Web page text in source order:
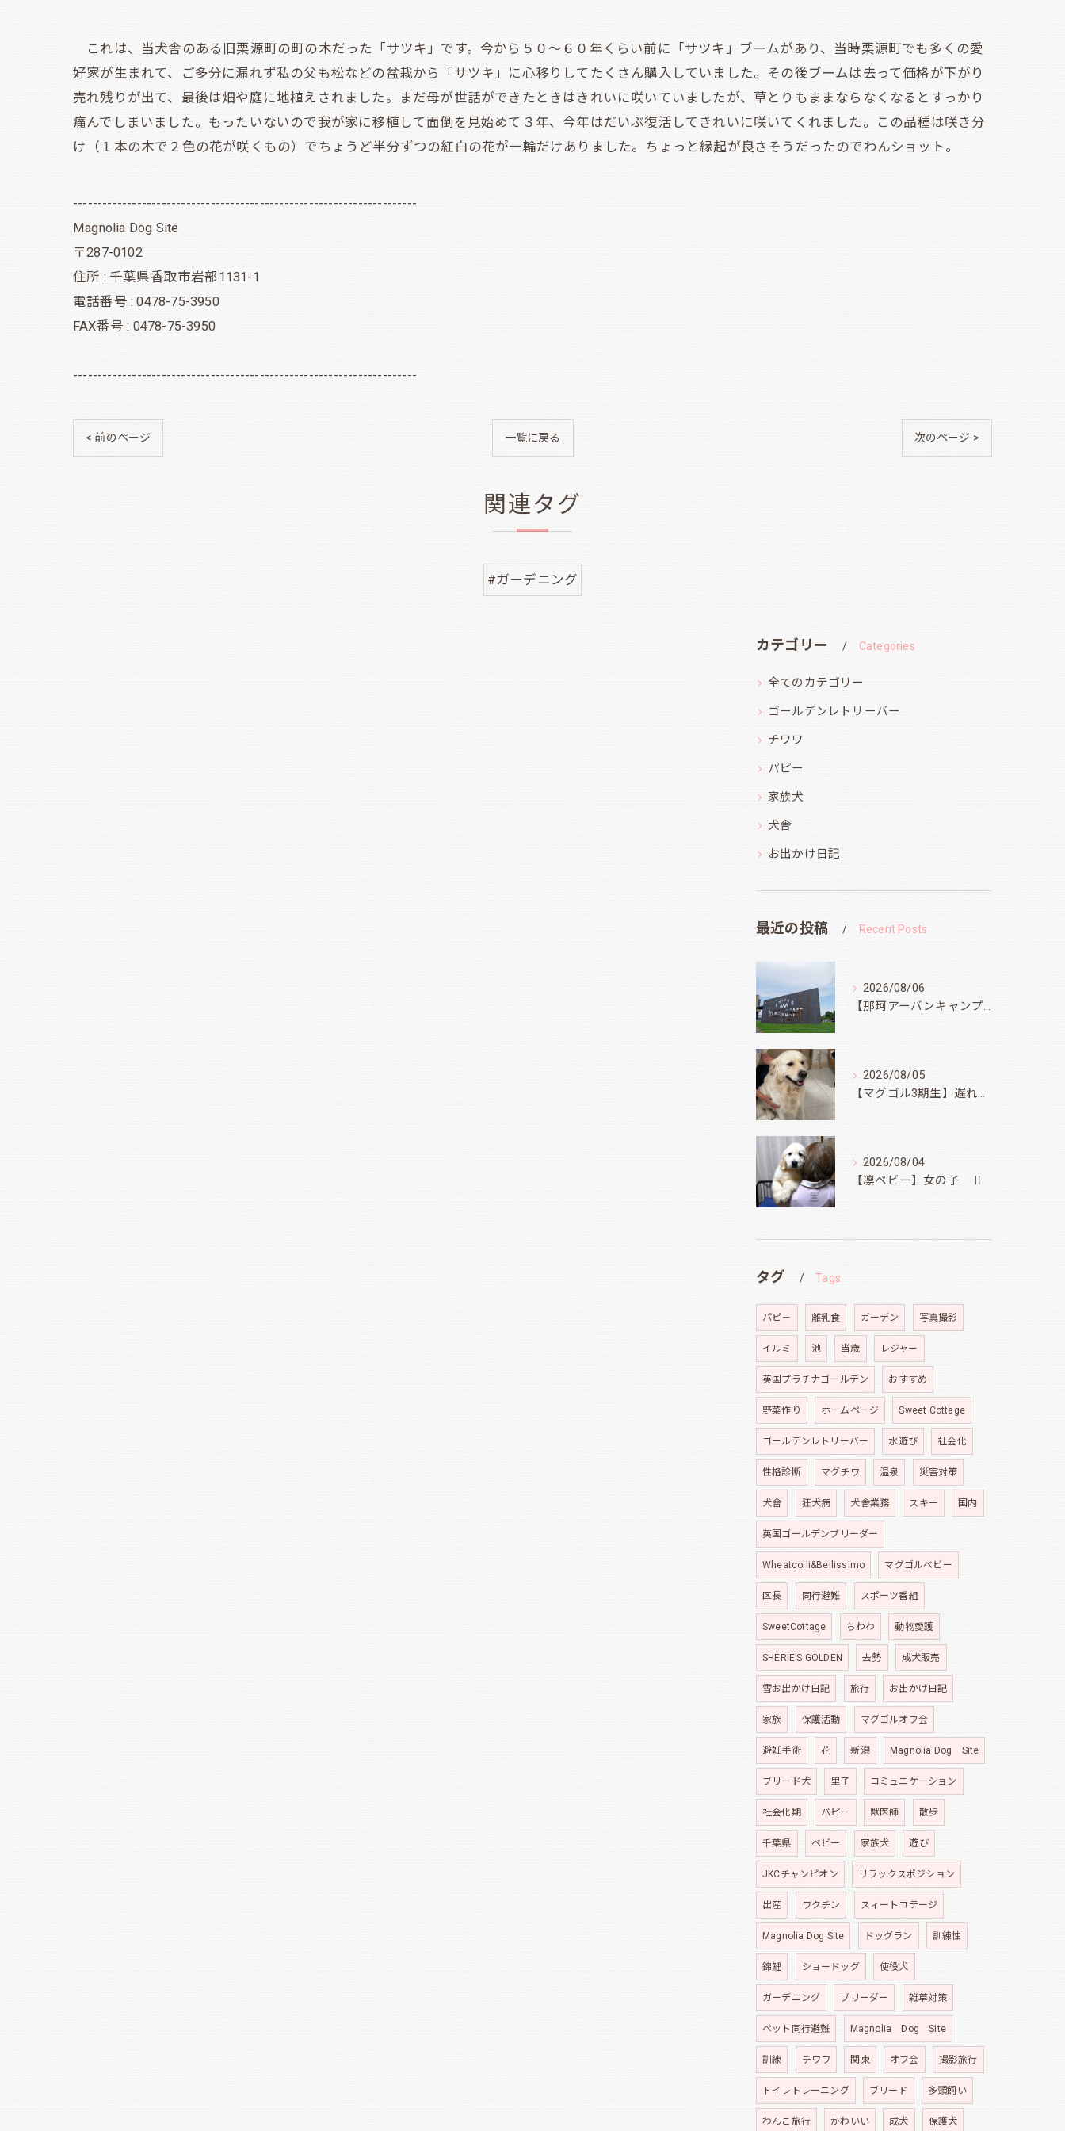
これは、当犬舎のある旧栗源町の町の木だった「サツキ」です。今から５０～６０年くらい前に「サツキ」ブームがあり、当時栗源町でも多くの愛
好家が生まれて、ご多分に漏れず私の父も松などの盆栽から「サツキ」に心移りしてたくさん購入していました。その後ブームは去って価格が下がり
売れ残りが出て、最後は畑や庭に地植えされました。まだ母が世話ができたときはきれいに咲いていましたが、草とりもままならなくなるとすっかり
痛んでしまいました。もったいないので我が家に移植して面倒を見始めて３年、今年はだいぶ復活してきれいに咲いてくれました。この品種は咲き分
け（１本の木で２色の花が咲くもの）でちょうど半分ずつの紅白の花が一輪だけありました。ちょっと縁起が良さそうだったのでわんショット。
----------------------------------------------------------------------
Magnolia Dog Site
〒287-0102
住所 : 千葉県香取市岩部1131-1
電話番号 : 0478-75-3950
FAX番号 : 0478-75-3950
----------------------------------------------------------------------
< 前のページ 一覧に戻る 次のページ >
関連タグ
#ガーデニング
カテゴリー Categories
全てのカテゴリー
ゴールデンレトリーバー
チワワ
パピー
家族犬
犬舎
お出かけ日記
最近の投稿 Recent Posts
2026/08/06
【那珂アーバンキャンプフィールド】
2026/08/05
【マグゴル3期生】遅ればせながら
2026/08/04
【凛ベビー】女の子 Ⅱ
タグ Tags
パピ－ 離乳食 ガーデン 写真撮影
イルミ 池 当歳 レジャー
英国プラチナゴールデン おすすめ
野菜作り ホームページ Sweet Cottage
ゴールデンレトリーバー 水遊び 社会化
性格診断 マグチワ 温泉 災害対策
犬舎 狂犬病 犬舎業務 スキー 国内
英国ゴールデンブリーダー
Wheatcolli&Bellissimo マグゴルベビー
区長 同行避難 スポーツ番組
SweetCottage ちわわ 動物愛護
SHERIE’S GOLDEN 去勢 成犬販売
雪お出かけ日記 旅行 お出かけ日記
家族 保護活動 マグゴルオフ会
避妊手術 花 新潟 Magnolia Dog Site
ブリード犬 里子 コミュニケーション
社会化期 パピー 獣医師 散歩
千葉県 ベビー 家族犬 遊び
JKCチャンピオン リラックスポジション
出産 ワクチン スィートコテージ
Magnolia Dog Site ドッグラン 訓練性
錦鯉 ショードッグ 使役犬
ガーデニング ブリーダー 雑草対策
ペット同行避難 Magnolia Dog Site
訓練 チワワ 関東 オフ会 撮影旅行
トイレトレーニング ブリード 多頭飼い
わんこ旅行 かわいい 成犬 保護犬